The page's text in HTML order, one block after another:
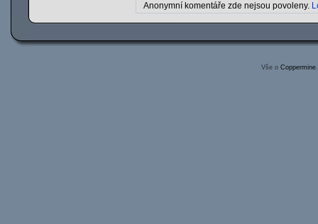
Anonymní komentáře zde nejsou povoleny.
Vše o Coppermine